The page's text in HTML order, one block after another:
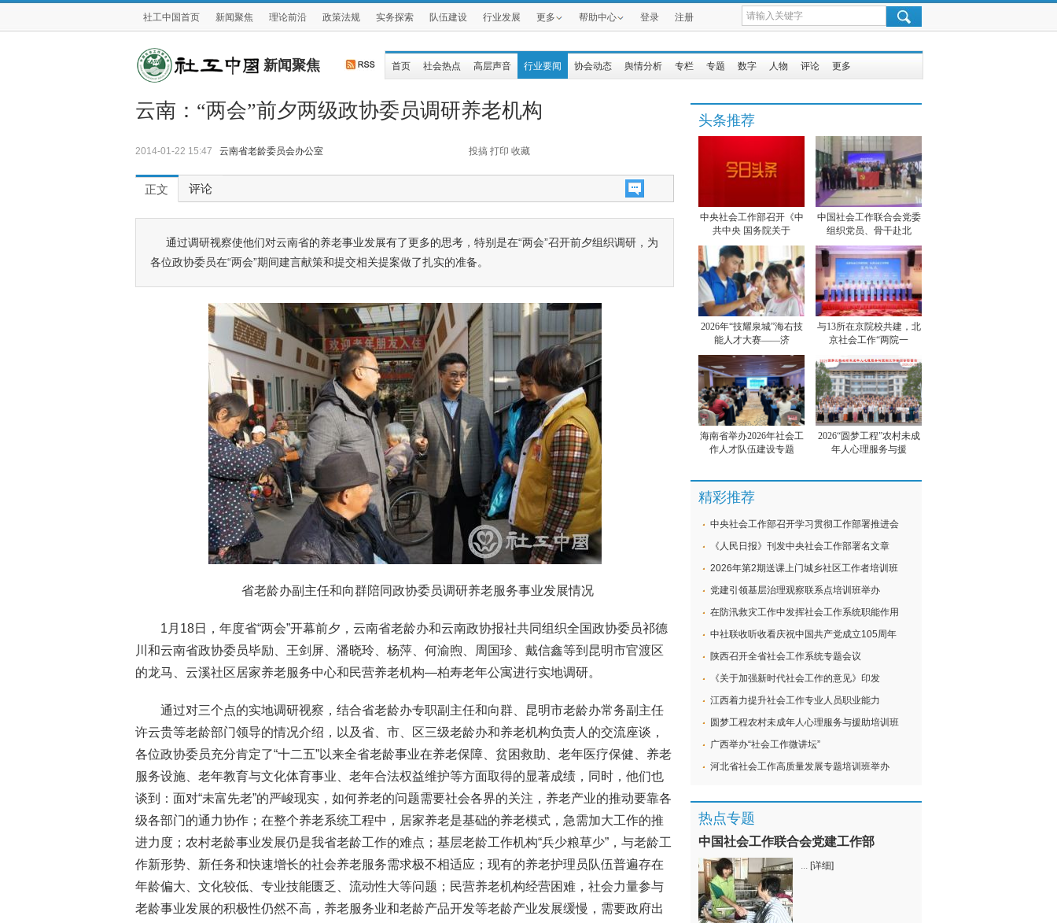
社工中国首页 新闻聚焦 理论前沿 政策法规 实务探索 队伍建设 行业发展 更多 帮助中心 登录 注册
新闻聚焦 首页 社会热点 高层声音 行业要闻 协会动态 舆情分析 专栏 专题 数字 人物 评论 更多
云南：“两会”前夕两级政协委员调研养老机构
2014-01-22 15:47 云南省老龄委员会办公室 投搞 打印 收藏
正文 评论
通过调研视察使他们对云南省的养老事业发展有了更多的思考，特别是在“两会”召开前夕组织调研，为
各位政协委员在“两会”期间建言献策和提交相关提案做了扎实的准备。
省老龄办副主任和向群陪同政协委员调研养老服务事业发展情况
1月18日，年度省“两会”开幕前夕，云南省老龄办和云南政协报社共同组织全国政协委员祁德
川和云南省政协委员毕励、王剑屏、潘晓玲、杨萍、何渝煦、周国珍、戴信鑫等到昆明市官渡区
的龙马、云溪社区居家养老服务中心和民营养老机构—柏寿老年公寓进行实地调研。
通过对三个点的实地调研视察，结合省老龄办专职副主任和向群、昆明市老龄办常务副主任
许云贵等老龄部门领导的情况介绍，以及省、市、区三级老龄办和养老机构负责人的交流座谈，
各位政协委员充分肯定了“十二五”以来全省老龄事业在养老保障、贫困救助、老年医疗保健、养老
服务设施、老年教育与文化体育事业、老年合法权益维护等方面取得的显著成绩，同时，他们也
谈到：面对“未富先老”的严峻现实，如何养老的问题需要社会各界的关注，养老产业的推动要靠各
级各部门的通力协作；在整个养老系统工程中，居家养老是基础的养老模式，急需加大工作的推
进力度；农村老龄事业发展仍是我省老龄工作的难点；基层老龄工作机构“兵少粮草少”，与老龄工
作新形势、新任务和快速增长的社会养老服务需求极不相适应；现有的养老护理员队伍普遍存在
年龄偏大、文化较低、专业技能匮乏、流动性大等问题；民营养老机构经营困难，社会力量参与
老龄事业发展的积极性仍然不高，养老服务业和老龄产品开发等老龄产业发展缓慢，需要政府出
头条推荐
中央社会工作部召开《中
共中央 国务院关于
中国社会工作联合会党委
组织党员、骨干赴北
2026年“技耀泉城”海右技
能人才大赛——济
与13所在京院校共建，北
京社会工作“两院一
海南省举办2026年社会工
作人才队伍建设专题
2026“圆梦工程”农村未成
年人心理服务与援
精彩推荐
中央社会工作部召开学习贯彻工作部署推进会
《人民日报》刊发中央社会工作部署名文章
2026年第2期送课上门城乡社区工作者培训班
党建引领基层治理观察联系点培训班举办
在防汛救灾工作中发挥社会工作系统职能作用
中社联收听收看庆祝中国共产党成立105周年
陕西召开全省社会工作系统专题会议
《关于加强新时代社会工作的意见》印发
江西着力提升社会工作专业人员职业能力
圆梦工程农村未成年人心理服务与援助培训班
广西举办“社会工作微讲坛”
河北省社会工作高质量发展专题培训班举办
热点专题
中国社会工作联合会党建工作部
... [详细]